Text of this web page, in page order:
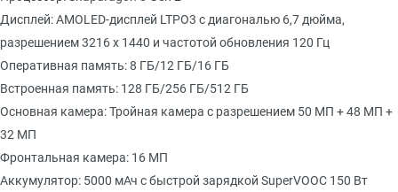
Дисплей: AMOLED-дисплей LTPO3 с диагональю 6,7 дюйма,
разрешением 3216 x 1440 и частотой обновления 120 Гц
Оперативная память: 8 ГБ/12 ГБ/16 ГБ
Встроенная память: 128 ГБ/256 ГБ/512 ГБ
Основная камера: Тройная камера с разрешением 50 МП + 48 МП +
32 МП
Фронтальная камера: 16 МП
Аккумулятор: 5000 мАч с быстрой зарядкой SuperVOOC 150 Вт